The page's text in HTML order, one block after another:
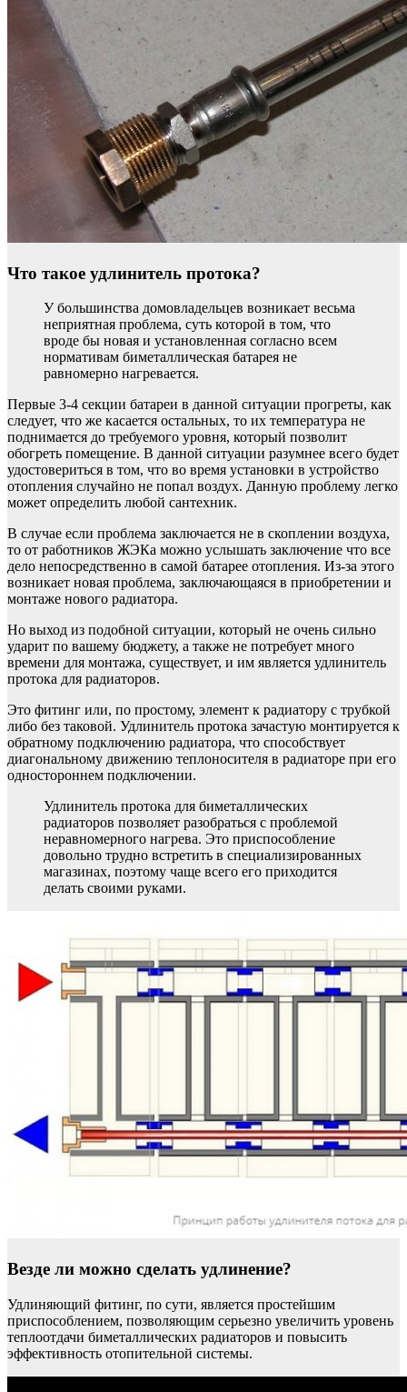
Что такое удлинитель протока?
У большинства домовладельцев возникает весьма
неприятная проблема, суть которой в том, что
вроде бы новая и установленная согласно всем
нормативам биметаллическая батарея не
равномерно нагревается.
Первые 3-4 секции батареи в данной ситуации прогреты, как
следует, что же касается остальных, то их температура не
поднимается до требуемого уровня, который позволит
обогреть помещение. В данной ситуации разумнее всего будет
удостовериться в том, что во время установки в устройство
отопления случайно не попал воздух. Данную проблему легко
может определить любой сантехник.
В случае если проблема заключается не в скоплении воздуха,
то от работников ЖЭКа можно услышать заключение что все
дело непосредственно в самой батарее отопления. Из-за этого
возникает новая проблема, заключающаяся в приобретении и
монтаже нового радиатора.
Но выход из подобной ситуации, который не очень сильно
ударит по вашему бюджету, а также не потребует много
времени для монтажа, существует, и им является удлинитель
протока для радиаторов.
Это фитинг или, по простому, элемент к радиатору с трубкой
либо без таковой. Удлинитель протока зачастую монтируется к
обратному подключению радиатора, что способствует
диагональному движению теплоносителя в радиаторе при его
одностороннем подключении.
Удлинитель протока для биметаллических
радиаторов позволяет разобраться с проблемой
неравномерного нагрева. Это приспособление
довольно трудно встретить в специализированных
магазинах, поэтому чаще всего его приходится
делать своими руками.
Везде ли можно сделать удлинение?
Удлиняющий фитинг, по сути, является простейшим
приспособлением, позволяющим серьезно увеличить уровень
теплоотдачи биметаллических радиаторов и повысить
эффективность отопительной системы.